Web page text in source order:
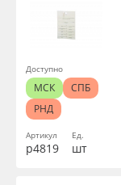
Артикул
р4819
Ед.
шт
Доступно
МСК
СПБ
РНД